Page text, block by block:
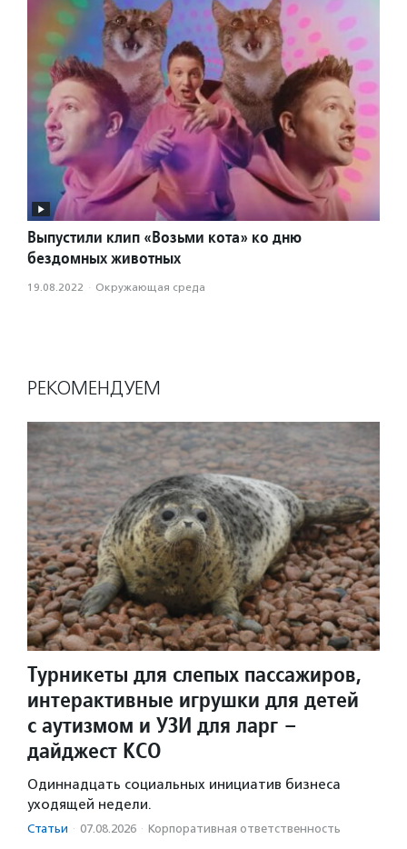
Выпустили клип «Возьми кота» ко дню
бездомных животных
19.08.2022 · Окружающая среда
РЕКОМЕНДУЕМ
Турникеты для слепых пассажиров,
интерактивные игрушки для детей
с аутизмом и УЗИ для ларг –
дайджест КСО
Одиннадцать социальных инициатив бизнеса
уходящей недели.
Статьи · 07.08.2026 · Корпоративная ответственность